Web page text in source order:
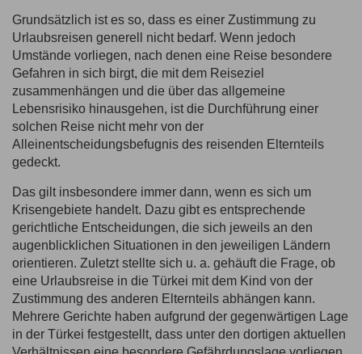
Grundsätzlich ist es so, dass es einer Zustimmung zu
Urlaubsreisen generell nicht bedarf. Wenn jedoch
Umstände vorliegen, nach denen eine Reise besondere
Gefahren in sich birgt, die mit dem Reiseziel
zusammenhängen und die über das allgemeine
Lebensrisiko hinausgehen, ist die Durchführung einer
solchen Reise nicht mehr von der
Alleinentscheidungsbefugnis des reisenden Elternteils
gedeckt.
Das gilt insbesondere immer dann, wenn es sich um
Krisengebiete handelt. Dazu gibt es entsprechende
gerichtliche Entscheidungen, die sich jeweils an den
augenblicklichen Situationen in den jeweiligen Ländern
orientieren. Zuletzt stellte sich u. a. gehäuft die Frage, ob
eine Urlaubsreise in die Türkei mit dem Kind von der
Zustimmung des anderen Elternteils abhängen kann.
Mehrere Gerichte haben aufgrund der gegenwärtigen Lage
in der Türkei festgestellt, dass unter den dortigen aktuellen